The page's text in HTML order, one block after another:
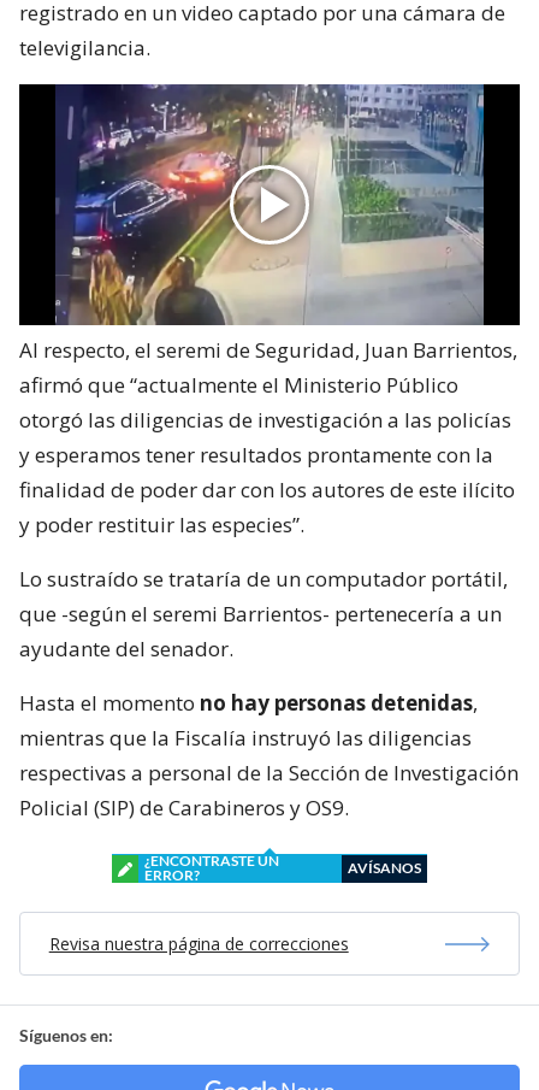
registrado en un video captado por una cámara de
televigilancia.
Al respecto, el seremi de Seguridad, Juan Barrientos,
afirmó que “actualmente el Ministerio Público
otorgó las diligencias de investigación a las policías
y esperamos tener resultados prontamente con la
finalidad de poder dar con los autores de este ilícito
y poder restituir las especies”.
Lo sustraído se trataría de un computador portátil,
que -según el seremi Barrientos- pertenecería a un
ayudante del senador.
Hasta el momento no hay personas detenidas,
mientras que la Fiscalía instruyó las diligencias
respectivas a personal de la Sección de Investigación
Policial (SIP) de Carabineros y OS9.
¿ENCONTRASTE UN
ERROR?
AVÍSANOS
Revisa nuestra página de correcciones
Síguenos en: